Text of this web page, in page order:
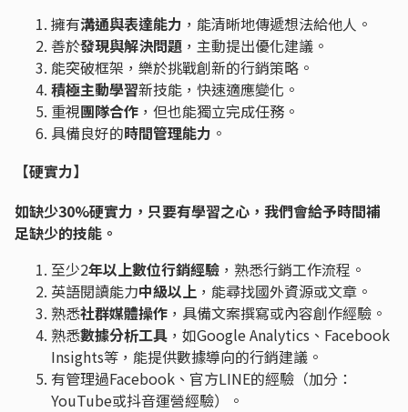
擁有溝通與表達能力 ，能清晰地傳遞想法給他人。
善於發現與解決問題 ，主動提出優化建議。
能突破框架，樂於挑戰創新的行銷策略。
積極主動學習新技能，快速適應變化。
重視團隊合作 ，但也能獨立完成任務。
具備良好的時間管理能力 。
【硬實力】
如缺少30%硬實力，只要有學習之心， 我們會給予時間補
足缺少的技能。
至少2年以上數位行銷經驗 ，熟悉行銷工作流程。
英語閱讀能力中級以上 ，能尋找國外資源或文章。
熟悉社群媒體操作 ，具備文案撰寫或內容創作經驗。
熟悉數據分析工具 ，如Google Analytics、Facebook
Insights等，能提供數據導向的行銷建議。
有管理過Facebook、官方LINE的經驗（加分：
YouTube或抖音運營經驗）。